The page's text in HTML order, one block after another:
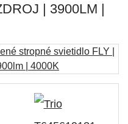
| 3900LM |